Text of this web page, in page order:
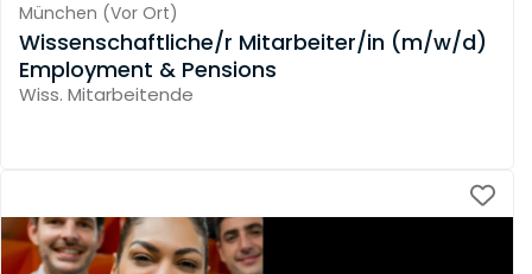
München (Vor Ort)
Wissenschaftliche/r Mitarbeiter/in (m/w/d)
Employment & Pensions
Wiss. Mitarbeitende